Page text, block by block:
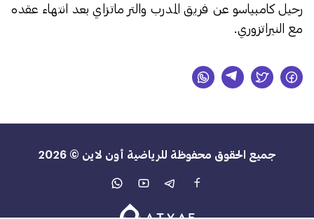
رحيل كامبياسو عن فريق المدرب والتر ماتزاي بعد انتهاء عقده
مع النيراتزوري.
جميع الحقوق محفوظة للرياضية أون لاين © 2026